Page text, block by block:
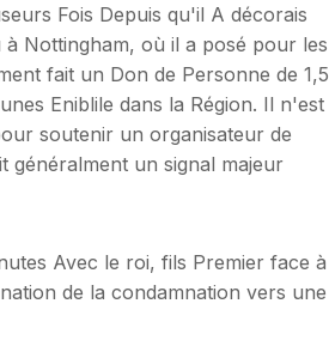
Fois Depuis qu'il A décorais
Nottingham, où il a posé pour les
fait un Don de Personne de 1,5
Eniblile dans la Région. Il n'est
soutenir un organisateur de
généralment un signal majeur
Avec le roi, fils Premier face à
de la condamnation vers une